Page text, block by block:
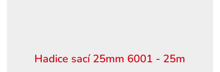
Hadice sací 25mm 6001 - 25m